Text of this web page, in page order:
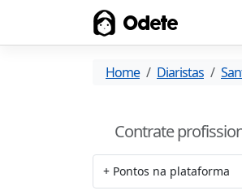
Odete
Home Diaristas
Contrate